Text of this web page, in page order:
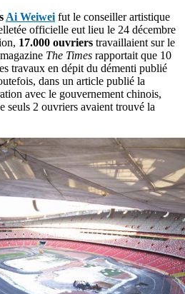
Ai Weiwei fut le conseiller artistique
officielle eut lieu le 24 décembre
17.000 ouvriers travaillaient sur le
The Times rapportait que 10
travaux en dépit du démenti publié
dans un article publié la
avec le gouvernement chinois,
seuls 2 ouvriers avaient trouvé la